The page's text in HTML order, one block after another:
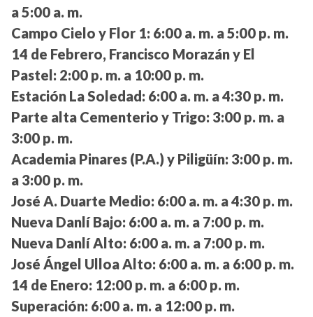
a 5:00 a. m.
Campo Cielo y Flor 1: 6:00 a. m. a 5:00 p. m.
14 de Febrero, Francisco Morazán y El
Pastel: 2:00 p. m. a 10:00 p. m.
Estación La Soledad: 6:00 a. m. a 4:30 p. m.
Parte alta Cementerio y Trigo: 3:00 p. m. a
3:00 p. m.
Academia Pinares (P.A.) y Piligüín: 3:00 p. m.
a 3:00 p. m.
José A. Duarte Medio: 6:00 a. m. a 4:30 p. m.
Nueva Danlí Bajo: 6:00 a. m. a 7:00 p. m.
Nueva Danlí Alto: 6:00 a. m. a 7:00 p. m.
José Ángel Ulloa Alto: 6:00 a. m. a 6:00 p. m.
14 de Enero: 12:00 p. m. a 6:00 p. m.
Superación: 6:00 a. m. a 12:00 p. m.